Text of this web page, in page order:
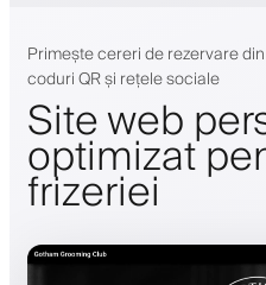
Primește cereri de rezervare
coduri QR și rețele sociale
Site web
optimizat
frizeriei